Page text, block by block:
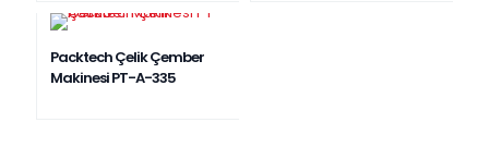
Packtech Çelik Çember
Makinesi PT-A-335